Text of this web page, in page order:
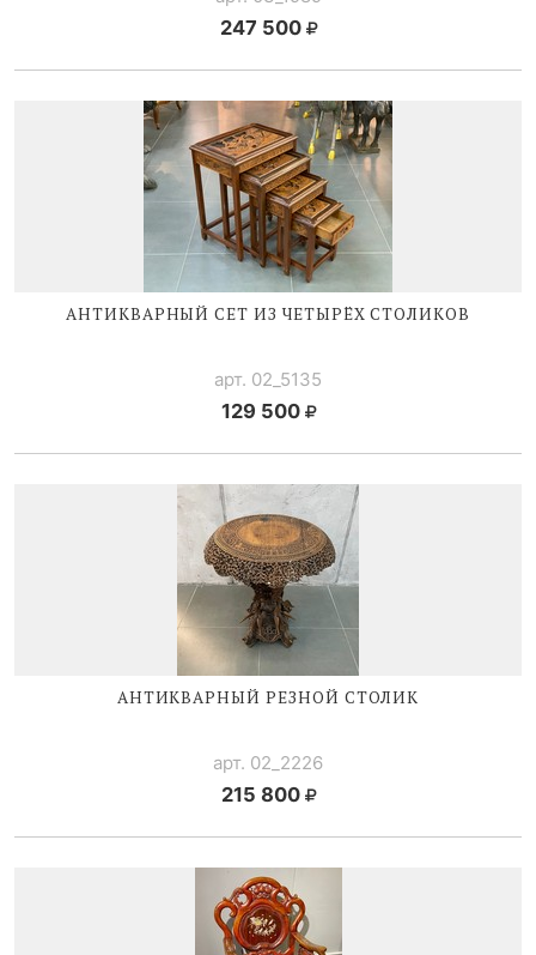
247 500
АНТИКВАРНЫЙ СЕТ ИЗ ЧЕТЫРЁХ СТОЛИКОВ
арт. 02_5135
129 500
АНТИКВАРНЫЙ РЕЗНОЙ СТОЛИК
арт. 02_2226
215 800